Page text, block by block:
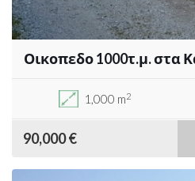
Οικοπεδο 1000τ.μ. στα
1,000 m2
90,000 €